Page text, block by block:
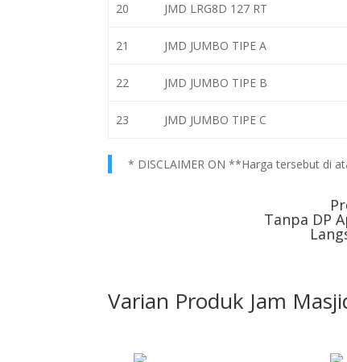
20 JMD LRG8D 127 RT
21 JMD JUMBO TIPE A
22 JMD JUMBO TIPE B
23 JMD JUMBO TIPE C
* DISCLAIMER ON **Harga tersebut di
Tanpa DP
Varian Produk Jam